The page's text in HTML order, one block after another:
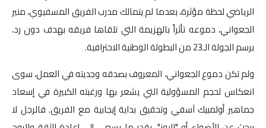
الرياضي لحظة مؤثرة، بعدما لم يتمالك مدرب الفريق المسفيوي، منير
الجعواني، دموعه تأثراً بالهزيمة التي تلقاها فريقه بهدف دون رد،
برسم الجولة الـ23 من البطولة الوطنية الاحترافية.
ولم تكن دموع الجعواني، المعروف بصدقه وجديته في العمل، سوى
انعكاس لحجم المسؤولية التي يشعر بها ورغبته الكبيرة في إسعاد
جماهير أولمبيك آسفي وتحقيق بداية إيجابية مع الفريق. فالرجل لا